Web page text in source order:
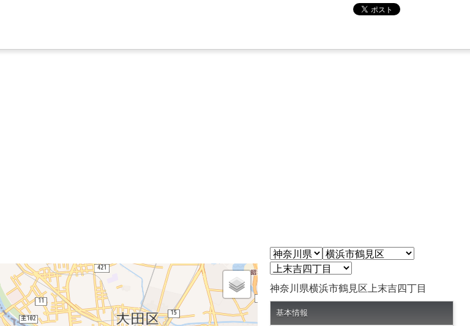
神奈川県横浜市鶴見区上末吉四丁目
基本情報